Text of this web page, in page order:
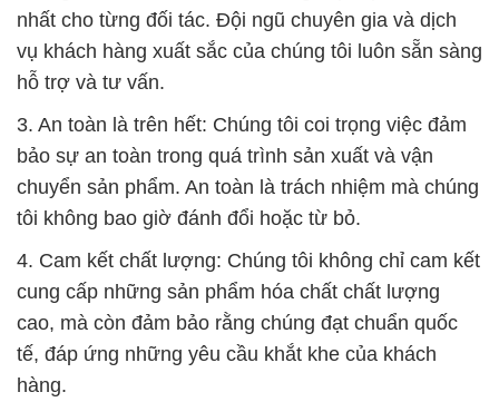
bảo sự an toàn trong quá trình sản xuất và vận
chuyển sản phẩm. An toàn là trách nhiệm mà chúng
tôi không bao giờ đánh đổi hoặc từ bỏ.
4. Cam kết chất lượng: Chúng tôi không chỉ cam kết
cung cấp những sản phẩm hóa chất chất lượng
cao, mà còn đảm bảo rằng chúng đạt chuẩn quốc
tế, đáp ứng những yêu cầu khắt khe của khách
Công Ty Hóa Chất Đắc Trường Phát luôn sẵn sàng
lắng nghe và giải quyết mọi nhu cầu và yêu cầu của
khách hàng. Chúng tôi cam kết sử dụng và cung
cấp các sản phẩm hóa chất an toàn, không gây hại